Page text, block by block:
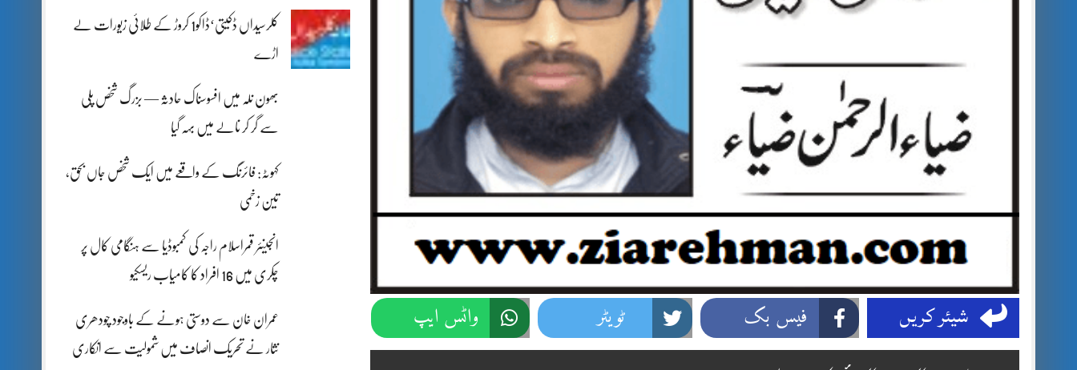
کلرسیداں ڈکیتی‘ڈاکو1 کروڑ کے طلائی زیورات لے
اڑے
بھون نلہ میں افسوسناک حادثہ — بزرگ شخص پلی
سے گر کر نالے میں بہہ گیا
کہوٹہ: فائرنگ کے واقعے میں ایک شخص جاں بحق،
تین زخمی
انجینئر قمراسلام راجہ کی کمبوڈیا سے ہنگامی کال پر
چکری میں 16 افراد کا کامیاب ریسکیو
عمران خان سے دوستی ہونے کے باوجود چودھری
نثار نے تحریک انصاف میں شمولیت سے انکاری
شیئر کریں فیس بک ٹویٹر واٹس ایپ